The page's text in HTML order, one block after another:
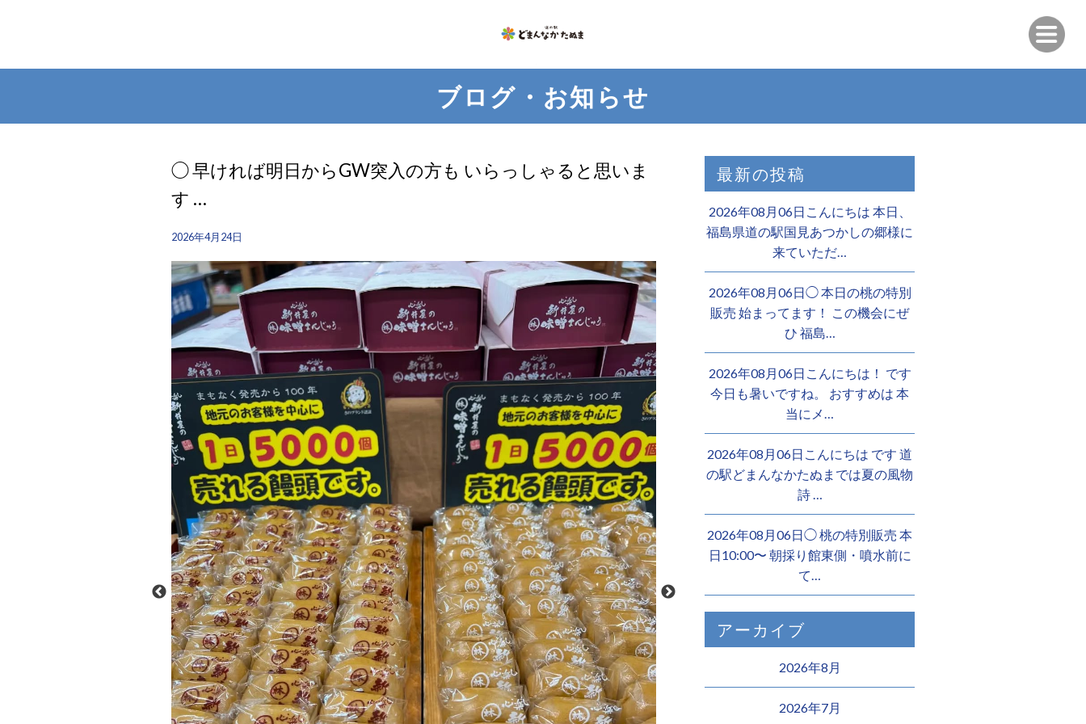
ブログ・お知らせ
◯ 早ければ明日からGW突入の方も いらっしゃると思いま
す …
2026年4月24日
最新の投稿
2026年08月06日こんにちは 本日、
福島県道の駅国見あつかしの郷様に
来ていただ…
2026年08月06日◯ 本日の桃の特別
販売 始まってます！ この機会にぜ
ひ 福島…
2026年08月06日こんにちは！ です
今日も暑いですね。 おすすめは 本
当にメ…
2026年08月06日こんにちは︎ です️ 道
の駅どまんなかたぬまでは夏の風物
詩 …
2026年08月06日◯ 桃の特別販売 本
日10:00〜 朝採り館東側・噴水前に
て…
アーカイブ
2026年8月
2026年7月